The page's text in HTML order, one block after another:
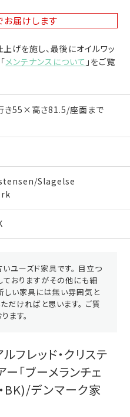
お届けします
げを施し、最後にオイルワッ
メンテナンスについて 」をご覧
55×高さ81.5/座面まで
Slagelse
ユーズド家具です。 目立つ
おりますがその他にも細
しい家具には無い雰囲気と
だければと思います。 ご質
ます。
レッド・クリステ
「ブーメランチェ
BK)/デンマーク家